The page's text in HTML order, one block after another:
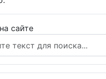
сайте